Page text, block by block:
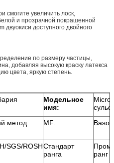
смогите увеличить лоск,
и прозрачной покрашенной
двуокиси доступного двойного
по размеру частицы,
добавляя высокую краску латекса
цвета, яркую степень.
Модельное
имя:
метод MF: Baso4
SGS/ROSHСтандарт
ранга
ранг